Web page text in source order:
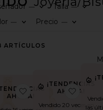
—
Talla —
—
Precio —
ARTÍCULOS
AHORA!
favoritoRELOJ
¡TENDENCIAS
AHORA!
Vendido 20 veces en
las